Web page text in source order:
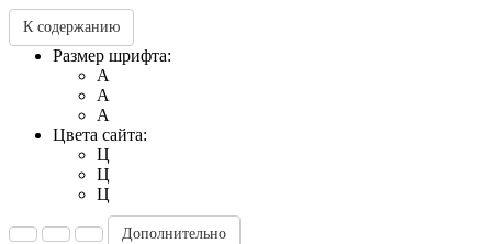
К содержанию
Размер шрифта:
A
A
A
Цвета сайта:
Ц
Ц
Ц
Дополнительно